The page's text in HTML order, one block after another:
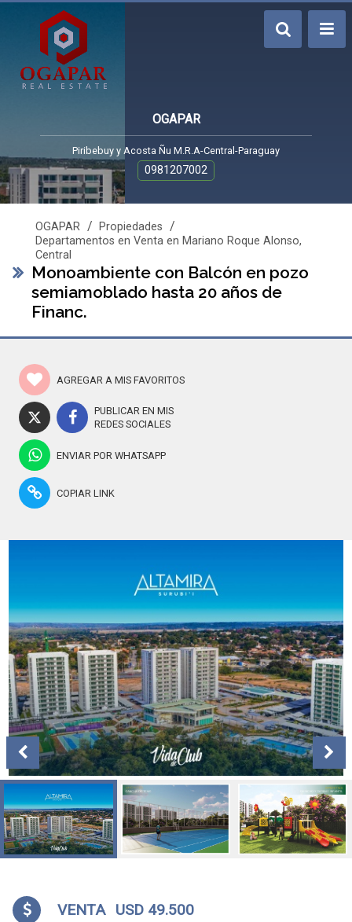
OGAPAR
Piribebuy y Acosta Ñu M.R.A-Central-Paraguay
0981207002
OGAPAR / Propiedades /
Departamentos en Venta en Mariano Roque Alonso,
Central
Monoambiente con Balcón en pozo
semiamoblado hasta 20 años de
Financ.
AGREGAR A MIS FAVORITOS
PUBLICAR EN MIS
REDES SOCIALES
ENVIAR POR WHATSAPP
COPIAR LINK
VENTA USD 49.500